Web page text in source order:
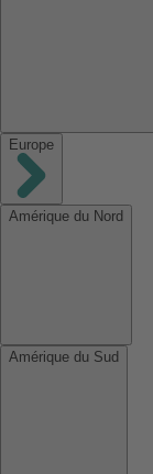
Europe
Amérique du Nord
Amérique du Sud